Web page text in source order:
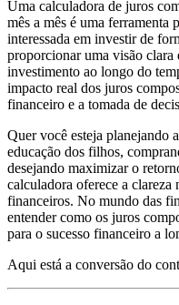
Uma calculadora de juros
mês a mês é uma ferramenta
interessada em investir de
proporcionar uma visão clara
investimento ao longo do
impacto real dos juros
financeiro e a tomada de
Quer você esteja planejando
educação dos filhos,
desejando maximizar o
calculadora oferece a clareza
financeiros. No mundo das
entender como os juros
para o sucesso financeiro a
Aqui está a conversão do